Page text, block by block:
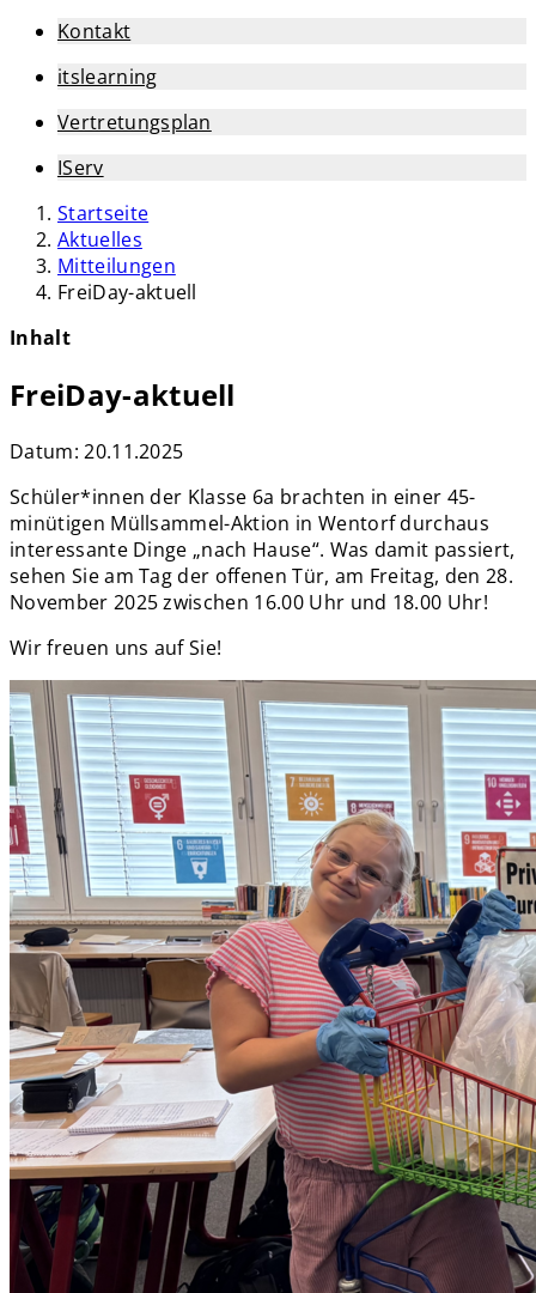
Kontakt
itslearning
Vertretungsplan
IServ
Startseite
Aktuelles
Mitteilungen
FreiDay-aktuell
Inhalt
FreiDay-aktuell
Datum:20.11.2025
Schüler*innen der Klasse 6a brachten in einer 45-
minütigen Müllsammel-Aktion in Wentorf durchaus
interessante Dinge „nach Hause“. Was damit passiert,
sehen Sie am Tag der offenen Tür, am Freitag, den 28.
November 2025 zwischen 16.00 Uhr und 18.00 Uhr!
Wir freuen uns auf Sie!